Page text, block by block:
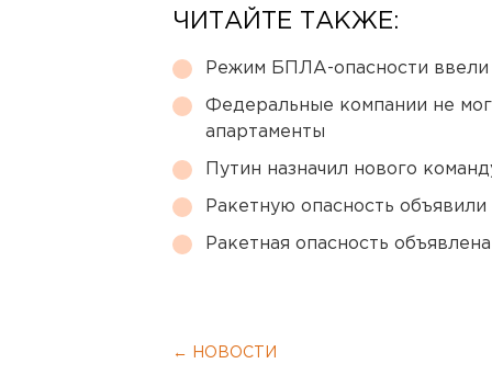
ЧИТАЙТЕ ТАКЖЕ:
Режим БПЛА-опасности
Федеральные компании не
апартаменты
Путин назначил нового
Ракетную опасность
Ракетная опасность
← НОВОСТИ